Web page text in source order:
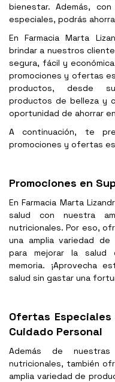
bienestar. Además,
especiales, podrás
En Farmacia Marta
brindar a nuestros
segura, fácil y
promociones y ofertas
productos, desde
productos de belleza y
oportunidad de ahorrar
A continuación, te
promociones y ofertas
Promociones en
En Farmacia Marta
salud con nuestra
nutricionales. Por eso,
una amplia variedad de
para mejorar la salud
memoria. ¡Aprovecha
salud sin gastar una
Ofertas
Cuidado Personal
Además de nuestras
nutricionales, también
amplia variedad de